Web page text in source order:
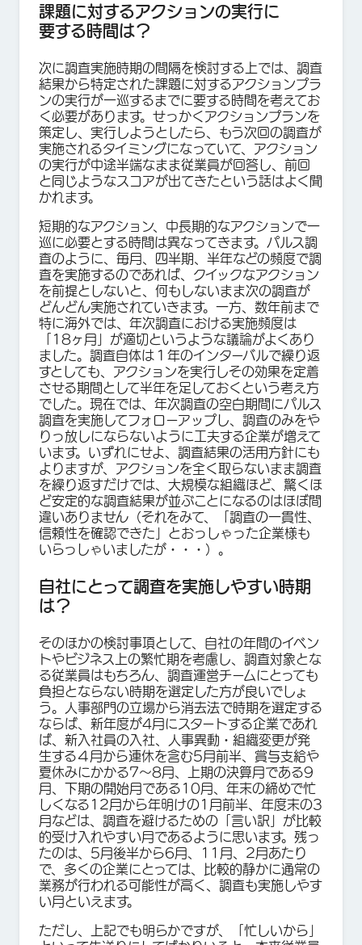
課題に対するアクションの実行に
要する時間は？
次に調査実施時期の間隔を検討する上では、調査
結果から特定された課題に対するアクションプラ
ンの実行が一巡するまでに要する時間を考えてお
く必要があります。せっかくアクションプランを
策定し、実行しようとしたら、もう次回の調査が
実施されるタイミングになっていて、アクション
の実行が中途半端なまま従業員が回答し、前回
と同じようなスコアが出てきたという話はよく聞
かれます。
短期的なアクション、中長期的なアクションで一
巡に必要とする時間は異なってきます。パルス調
査のように、毎月、四半期、半年などの頻度で調
査を実施するのであれば、クイックなアクション
を前提としないと、何もしないまま次の調査が
どんどん実施されていきます。一方、数年前まで
特に海外では、年次調査における実施頻度は
「18ヶ月」が適切というような議論がよくあり
ました。調査自体は１年のインターバルで繰り返
すとしても、アクションを実行しその効果を定着
させる期間として半年を足しておくという考え方
でした。現在では、年次調査の空白期間にパルス
調査を実施してフォローアップし、調査のみをや
りっ放しにならないように工夫する企業が増えて
います。いずれにせよ、調査結果の活用方針にも
よりますが、アクションを全く取らないまま調査
を繰り返すだけでは、大規模な組織ほど、驚くほ
ど安定的な調査結果が並ぶことになるのはほぼ間
違いありません（それをみて、「調査の一貫性、
信頼性を確認できた」とおっしゃった企業様も
いらっしゃいましたが・・・）。
自社にとって調査を実施しやすい時期
は？
そのほかの検討事項として、自社の年間のイベン
トやビジネス上の繁忙期を考慮し、調査対象とな
る従業員はもちろん、調査運営チームにとっても
負担とならない時期を選定した方が良いでしょ
う。人事部門の立場から消去法で時期を選定する
ならば、新年度が4月にスタートする企業であれ
ば、新入社員の入社、人事異動・組織変更が発
生する４月から連休を含む5月前半、賞与支給や
夏休みにかかる7〜8月、上期の決算月である9
月、下期の開始月である10月、年末の締めで忙
しくなる12月から年明けの1月前半、年度末の3
月などは、調査を避けるための「言い訳」が比較
的受け入れやすい月であるように思います。残っ
たのは、5月後半から6月、11月、2月あたり
で、多くの企業にとっては、比較的静かに通常の
業務が行われる可能性が高く、調査も実施しやす
い月といえます。
ただし、上記でも明らかですが、「忙しいから」